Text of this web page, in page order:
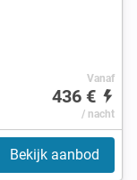
Vanaf
436 €
/ nacht
Bekijk aanbod